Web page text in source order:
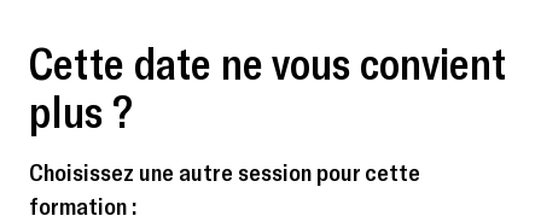
Cette date ne vous convient
plus ?
Choisissez une autre session pour cette
formation :